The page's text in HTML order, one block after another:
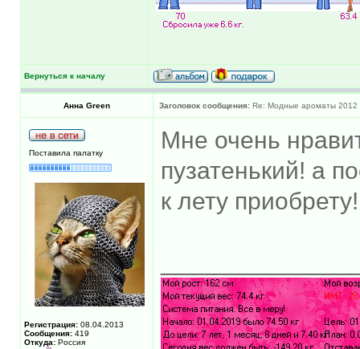
Вернуться к началу
Анна Green Заголовок сообщения: Re: Модные ароматы 2012
Поставила палатку
Регистрация: 08.04.2013
Сообщения: 419
Откуда: Россия
Мне очень
пузатенький! а
к лету приобрету!